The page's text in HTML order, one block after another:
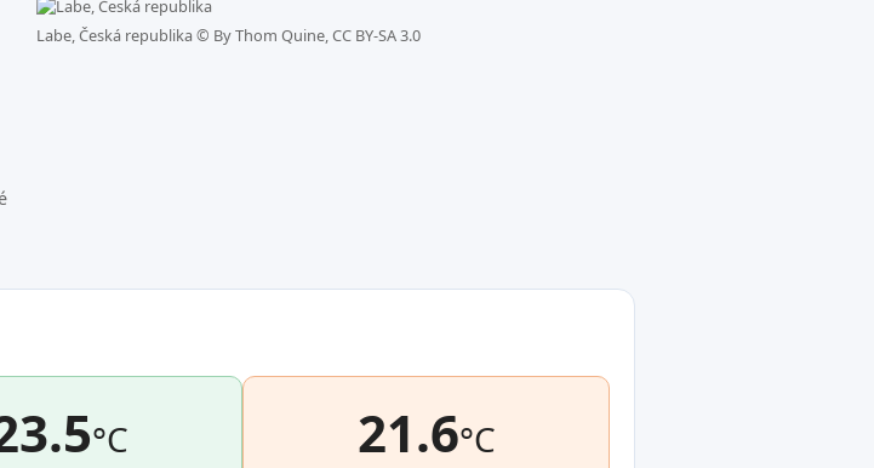
Labe, Česká republika © By Thom Quine, CC BY-SA 3.0
°C 21.6°C